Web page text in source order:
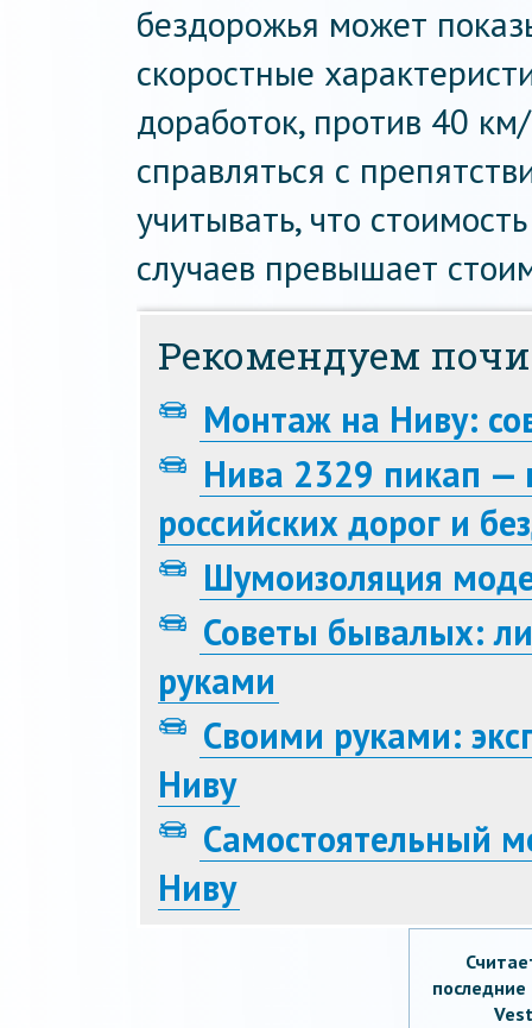
бездорожья может
скоростные
доработок, против 40
справляться с
учитывать, что
случаев превышает
Рекомендуем
Монтаж на Ниву:
Нива 2329 пикап —
российских дорог и
Шумоизоляция
Советы бывалых:
руками
Своими руками:
Ниву
Самостоятельный
Ниву